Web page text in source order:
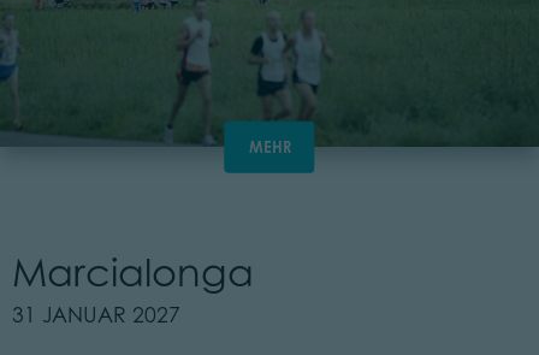
MEHR
Marcialonga
31 JANUAR 2027